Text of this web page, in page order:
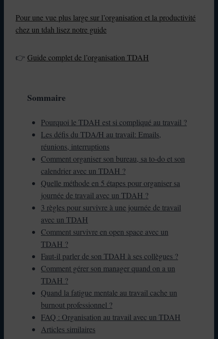
Pour une vue plus large sur l’organisation et la productivité
chez un tdah lisez notre guide
👉 Guide complet de l’organisation TDAH
Sommaire
Pourquoi le TDAH est si compliqué au travail ?
Les défis du TDA/H au travail: Emails,
réunions, interruptions
Comment organiser son bureau, sa to-do et son
calendrier avec un TDAH ?
Quelle méthode en 5 étapes pour organiser sa
journée de travail avec un TDAH ?
3 règles pour survivre à une journée de travail
avec un TDAH
Comment survivre en open space avec un
TDAH ?
Faut-il parler de son TDAH à ses collègues ?
Comment gérer son manager quand on a un
TDAH ?
Quand la fatigue mentale au travail cache un
burnout professionnel ?
FAQ : Organisation au travail avec un TDAH
Articles similaires